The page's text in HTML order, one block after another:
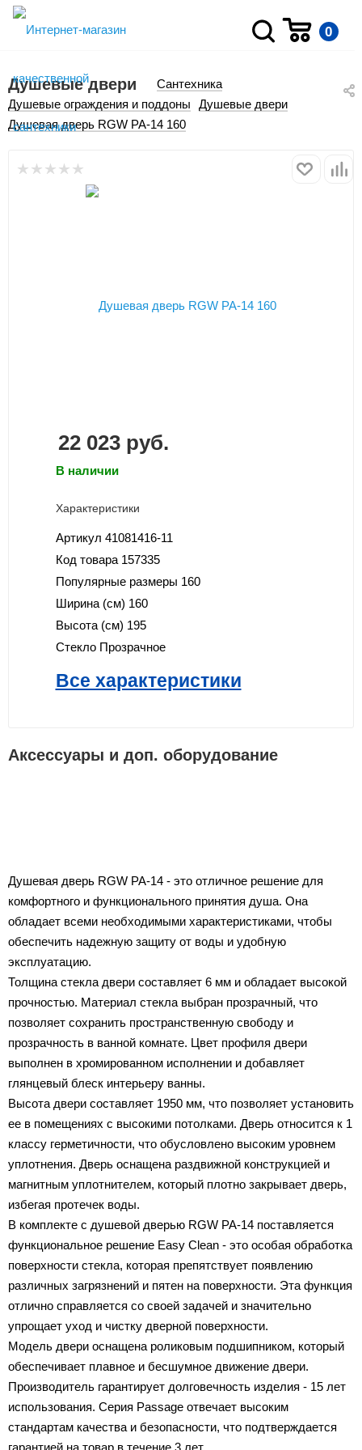
0
Душевые двери
Сантехника
Душевые ограждения и поддоны
Душевые двери
Душевая дверь RGW PA-14 160
22 023руб.
В наличии
Характеристики
Артикул 41081416-11
Код товара 157335
Популярные размеры 160
Ширина (см) 160
Высота (см) 195
Стекло Прозрачное
Все характеристики
Аксессуары и доп. оборудование
Душевая дверь RGW PA-14 - это отличное решение для
комфортного и функционального принятия душа. Она
обладает всеми необходимыми характеристиками, чтобы
обеспечить надежную защиту от воды и удобную
эксплуатацию.
Толщина стекла двери составляет 6 мм и обладает высокой
прочностью. Материал стекла выбран прозрачный, что
позволяет сохранить пространственную свободу и
прозрачность в ванной комнате. Цвет профиля двери
выполнен в хромированном исполнении и добавляет
глянцевый блеск интерьеру ванны.
Высота двери составляет 1950 мм, что позволяет установить
ее в помещениях с высокими потолками. Дверь относится к 1
классу герметичности, что обусловлено высоким уровнем
уплотнения. Дверь оснащена раздвижной конструкцией и
магнитным уплотнителем, который плотно закрывает дверь,
избегая протечек воды.
В комплекте с душевой дверью RGW PA-14 поставляется
функциональное решение Easy Clean - это особая обработка
поверхности стекла, которая препятствует появлению
различных загрязнений и пятен на поверхности. Эта функция
отлично справляется со своей задачей и значительно
упрощает уход и чистку дверной поверхности.
Модель двери оснащена роликовым подшипником, который
обеспечивает плавное и бесшумное движение двери.
Производитель гарантирует долговечность изделия - 15 лет
использования. Серия Passage отвечает высоким
стандартам качества и безопасности, что подтверждается
гарантией на товар в течение 3 лет.